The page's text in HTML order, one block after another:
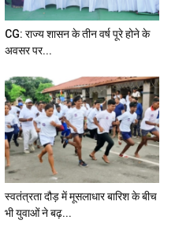
CG: राज्य शासन के तीन वर्ष पूरे होने के
अवसर पर...
स्वतंत्रता दौड़ में मूसलाधार बारिश के बीच
भी युवाओं ने बढ़...